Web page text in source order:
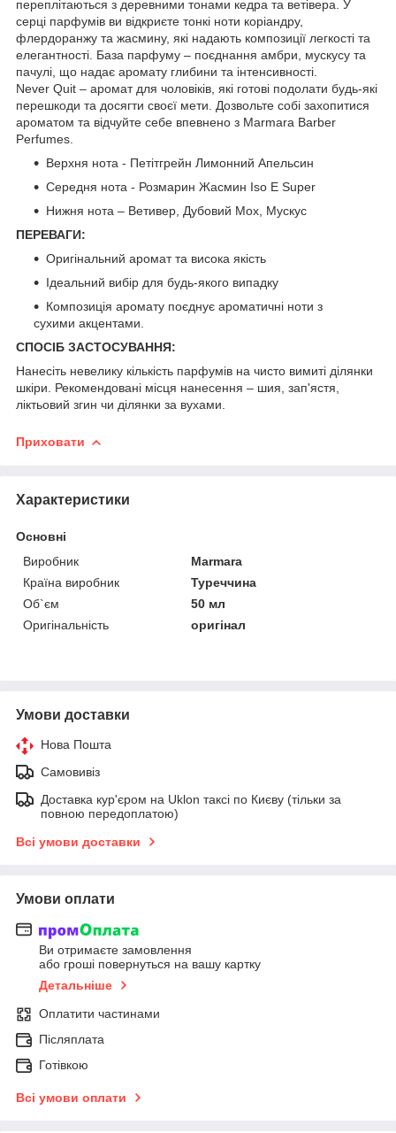
переплітаються з деревними тонами кедра та ветівера. У
серці парфумів ви відкриєте тонкі ноти коріандру,
флердоранжу та жасмину, які надають композиції легкості та
елегантності. База парфуму – поєднання амбри, мускусу та
пачулі, що надає аромату глибини та інтенсивності.
Never Quit – аромат для чоловіків, які готові подолати будь-які
перешкоди та досягти своєї мети. Дозвольте собі захопитися
ароматом та відчуйте себе впевнено з Marmara Barber
Perfumes.
Верхня нота - Петітгрейн Лимонний Апельсин
Середня нота - Розмарин Жасмин Iso E Super
Нижня нота – Ветивер, Дубовий Мох, Мускус
ПЕРЕВАГИ:
Оригінальний аромат та висока якість
Ідеальний вибір для будь-якого випадку
Композиція аромату поєднує ароматичні ноти з
сухими акцентами.
СПОСІБ ЗАСТОСУВАННЯ:
Нанесіть невелику кількість парфумів на чисто вимиті ділянки
шкіри. Рекомендовані місця нанесення – шия, зап'ястя,
ліктьовий згин чи ділянки за вухами.
Приховати
Характеристики
Основні
Виробник
Marmara
Країна виробник
Туреччина
Об`єм
50 мл
Оригінальність
оригінал
Умови доставки
Нова Пошта
Самовивіз
Доставка кур'єром на Uklon таксі по Києву (тільки за
повною передоплатою)
Всі умови доставки
Умови оплати
Ви отримаєте замовлення
або гроші повернуться на вашу картку
Детальніше
Оплатити частинами
Післяплата
Готівкою
Всі умови оплати